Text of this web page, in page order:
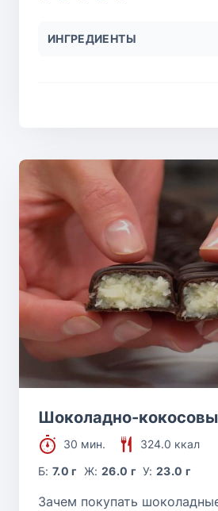
ИНГРЕДИЕНТЫ
Шоколадно-
30 мин.
324.0 ккал
Б:7.0 г Ж: 26.0 г У:23.0 г
Зачем покупать